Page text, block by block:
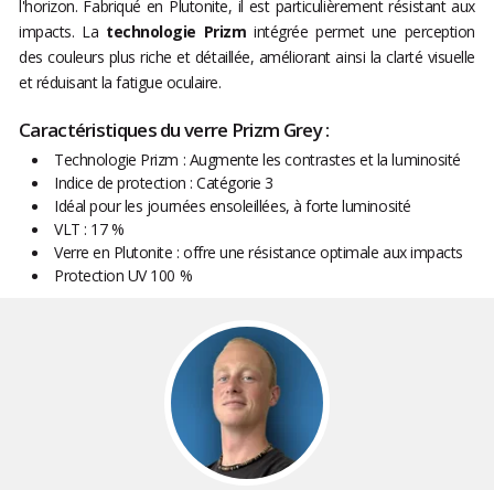
l'horizon. Fabriqué en Plutonite, il est particulièrement résistant aux
impacts. La technologie Prizm intégrée permet une perception
des couleurs plus riche et détaillée, améliorant ainsi la clarté visuelle
et réduisant la fatigue oculaire.
Caractéristiques du verre Prizm Grey :
Technologie Prizm : Augmente les contrastes et la luminosité
Indice de protection : Catégorie 3
Idéal pour les journées ensoleillées, à forte luminosité
VLT : 17 %
Verre en Plutonite : offre une résistance optimale aux impacts
Protection UV 100 %